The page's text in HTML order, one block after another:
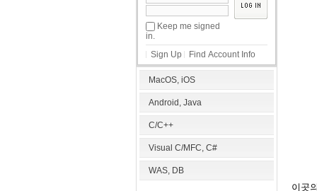
Keep me signed
in.
Sign Up
Find Account Info
MacOS, iOS
Android, Java
C/C++
Visual C/MFC, C#
WAS, DB
이곳
Sketchbook5, 스케치북5